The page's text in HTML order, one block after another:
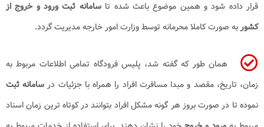
قرار داده شود و همین موضوع باعث شده تاسامانه ثبت ورود و خروج از
کشوربه صورت کاملا محرمانه توسط وزارت امور خارجه مدیریت گردد.
همان طور که گفته شد، پلیس فرودگاه تمامی اطلاعات مربوط به
زمان، تاریخ، مقصد و مبدا مسافرت افراد را همراه با جزئیات در سامانه ثبت
نموده تا در صورت بروز هر گونه مشکل افراد بتوانند در کوتاه ترین زمان اسناد